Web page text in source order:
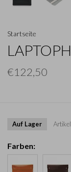
Startseite
€122,50
Auf Lager
Farben: